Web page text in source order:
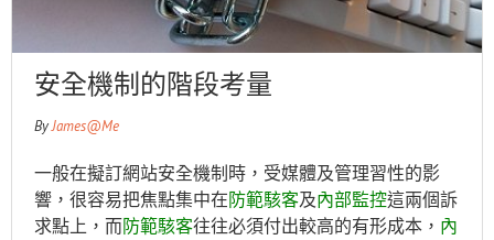
安全機制的階段考量
ByJames@Me
一般在擬訂網站安全機制時，受媒體及管理習性的影
響，很容易把焦點集中在防範駭客及內部監控這兩個訴
求點上，而防範駭客往往必須付出較高的有形成本， 內